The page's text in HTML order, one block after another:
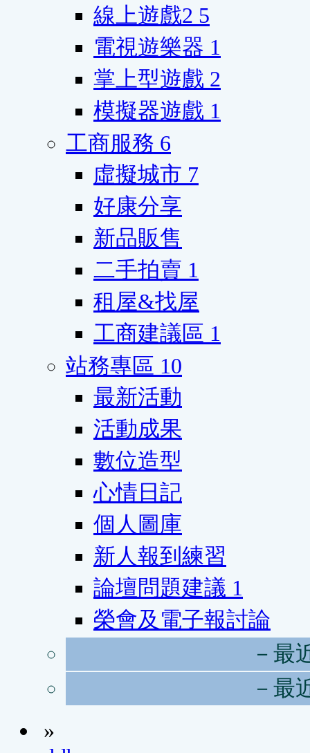
線上遊戲2 5
電視遊樂器 1
掌上型遊戲 2
模擬器遊戲 1
工商服務 6
虛擬城市 7
好康分享
新品販售
二手拍賣 1
租屋&找屋
工商建議區 1
站務專區 10
最新活動
活動成果
數位造型
心情日記
個人圖庫
新人報到練習
論壇問題建議 1
榮會及電子報討論
－最
－最
»